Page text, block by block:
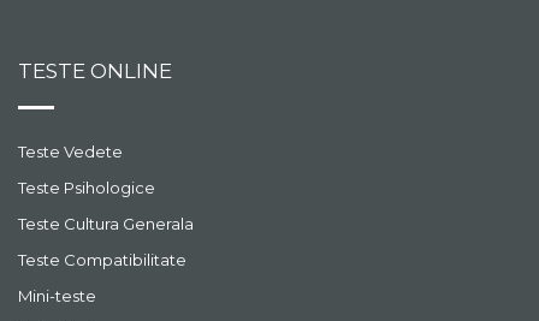
TESTE ONLINE
Teste Vedete
Teste Psihologice
Teste Cultura Generala
Teste Compatibilitate
Mini-teste